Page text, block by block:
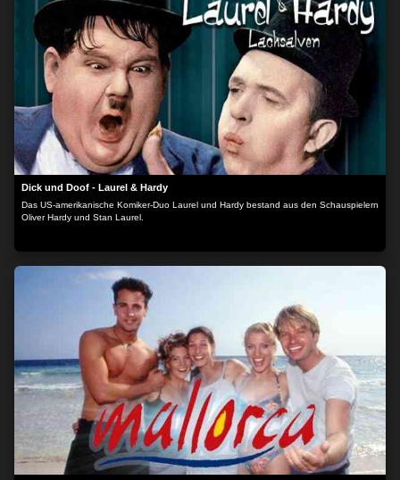
Dick und Doof - Laurel & Hardy
Das US-amerikanische Komiker-Duo Laurel und Hardy bestand aus den Schauspielern
Oliver Hardy und Stan Laurel.